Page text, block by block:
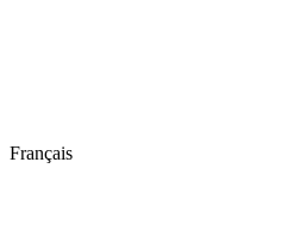
Français